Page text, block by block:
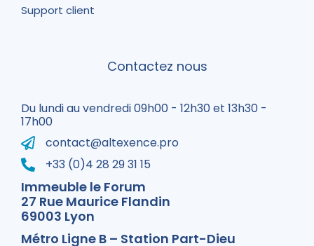
Support client
Contactez nous
Du lundi au vendredi 09h00 - 12h30 et 13h30 -
17h00
contact@altexence.pro
+33 (0)4 28 29 31 15
Immeuble le Forum
27 Rue Maurice Flandin
69003 Lyon
Métro Ligne B – Station Part-Dieu